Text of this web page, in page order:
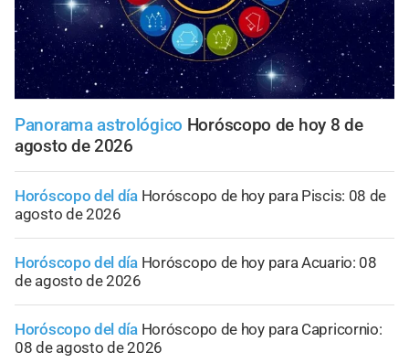
Panorama astrológico Horóscopo de hoy 8 de
agosto de 2026
Horóscopo del día Horóscopo de hoy para Piscis: 08 de
agosto de 2026
Horóscopo del día Horóscopo de hoy para Acuario: 08
de agosto de 2026
Horóscopo del día Horóscopo de hoy para Capricornio:
08 de agosto de 2026